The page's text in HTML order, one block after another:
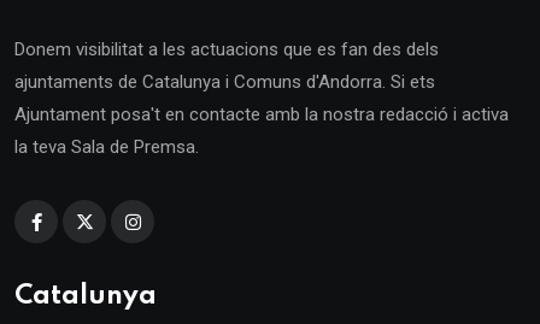
Donem visibilitat a les actuacions que es fan des dels
ajuntaments de Catalunya i Comuns d'Andorra. Si ets
Ajuntament posa't en contacte amb la nostra redacció i activa
la teva Sala de Premsa.
Catalunya